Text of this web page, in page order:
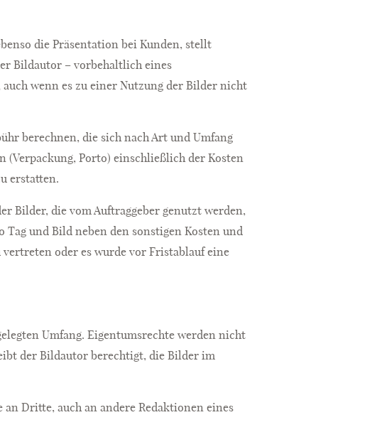
die Präsentation bei Kunden, stellt
Bildautor – vorbehaltlich eines
wenn es zu einer Nutzung der Bilder nicht
berechnen, die sich nach Art und Umfang
(Verpackung, Porto) einschließlich der Kosten
erstatten.
Bilder, die vom Auftraggeber genutzt werden,
und Bild neben den sonstigen Kosten und
oder es wurde vor Fristablauf eine
Umfang. Eigentumsrechte werden nicht
der Bildautor berechtigt, die Bilder im
Dritte, auch an andere Redaktionen eines